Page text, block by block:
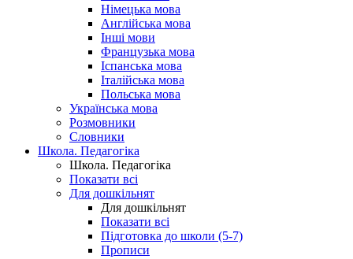
Німецька мова
Англійська мова
Інші мови
Французька мова
Іспанська мова
Італійська мова
Польська мова
Українська мова
Розмовники
Словники
Школа. Педагогіка
Школа. Педагогіка
Показати всі
Для дошкільнят
Для дошкільнят
Показати всі
Підготовка до школи (5-7)
Прописи